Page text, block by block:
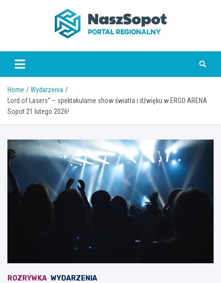
www.naszsopot.pl
Home
Wydarzenia
Lord of Lasers” – spektakularne show światła i dźwięku w ERGO ARENA
Sopot 21 lutego 2026!
ROZRYWKA WYDARZENIA